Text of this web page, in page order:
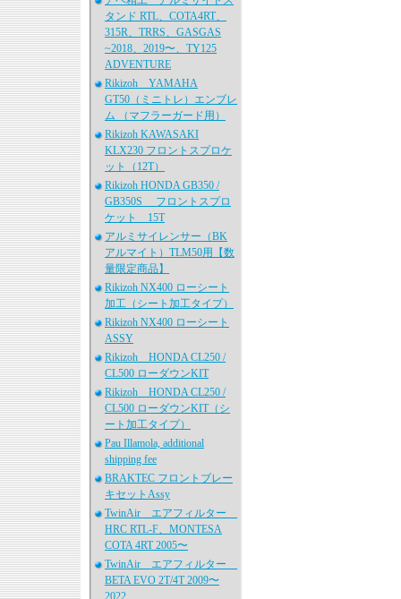
タンド RTL、COTA4RT、
315R、TRRS、GASGAS
~2018、2019〜、TY125
ADVENTURE
Rikizoh YAMAHA
GT50（ミニトレ）エンブレ
ム （マフラーガード用）
Rikizoh KAWASAKI
KLX230 フロントスプロケ
ット（12T）
Rikizoh HONDA GB350 /
GB350S フロントスプロ
ケット 15T
アルミサイレンサー（BK
アルマイト）TLM50用【数
量限定商品】
Rikizoh NX400 ローシート
加工（シート加工タイプ）
Rikizoh NX400 ローシート
ASSY
Rikizoh HONDA CL250 /
CL500 ローダウンKIT
Rikizoh HONDA CL250 /
CL500 ローダウンKIT（シ
ート加工タイプ）
Pau Illamola, additional
shipping fee
BRAKTEC フロントブレー
キセットAssy
TwinAir エアフィルター
HRC RTL-F、MONTESA
COTA 4RT 2005〜
TwinAir エアフィルター
BETA EVO 2T/4T 2009〜